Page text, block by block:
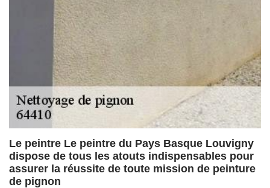
Le peintre Le peintre du Pays Basque Louvigny
dispose de tous les atouts indispensables pour
assurer la réussite de toute mission de peinture
de pignon